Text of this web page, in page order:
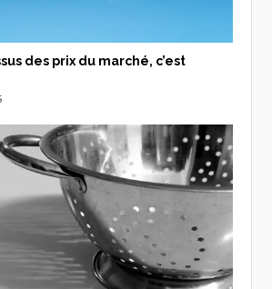
des prix du marché, c’est